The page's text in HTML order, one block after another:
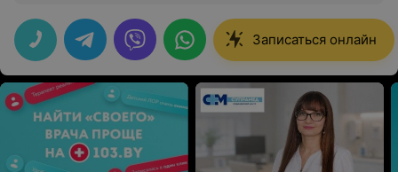
самое эффективное лечение (потому что предыдущий
лор нам сказала, что только удаление аденоидов и
ничего другого быть не может). Но внимательная
Кристина Эдуардовна а что нас выслушала,успокоила и
назначила лечение. Спасибо большое Вам, Кристина
Эдуардовна, за профессионализм, умение найти
подход к ребенку и успокоить родителей! Мы вам
очень благодарны! Вы профессионал своего дела! Вы
Доктор с большой буквы!
Записаться онлайн